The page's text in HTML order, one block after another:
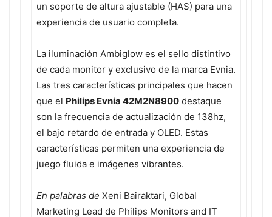
un soporte de altura ajustable (HAS) para una
experiencia de usuario completa.
La iluminación Ambiglow es el sello distintivo
de cada monitor y exclusivo de la marca Evnia.
Las tres características principales que hacen
que el Philips Evnia 42M2N8900 destaque
son la frecuencia de actualización de 138hz,
el bajo retardo de entrada y OLED. Estas
características permiten una experiencia de
juego fluida e imágenes vibrantes.
En palabras de Xeni Bairaktari, Global
Marketing Lead de Philips Monitors and IT